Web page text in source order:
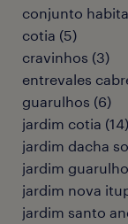
conjunto
cotia (5)
cravinhos (3)
entrevales
guarulhos (6)
jardim cotia (14)
jardim dacha
jardim
jardim nova
jardim santo